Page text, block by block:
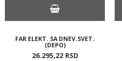
FAR ELEKT. SA DNEV.SVET.
(DEPO)
26.295,22 RSD